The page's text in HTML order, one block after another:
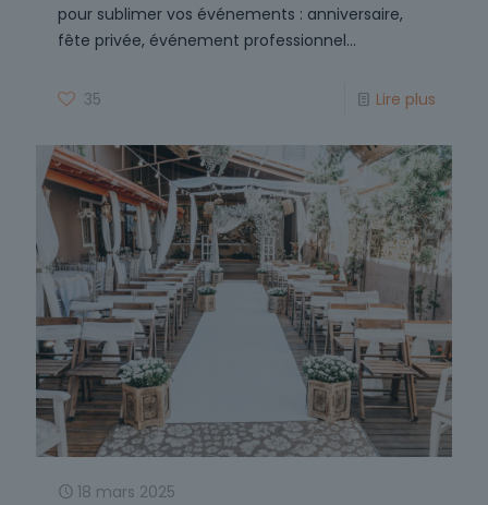
pour sublimer vos événements : anniversaire,
fête privée, événement professionnel...
35 Lire plus
18 mars 2025